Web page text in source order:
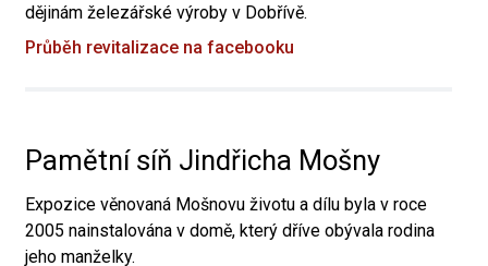
dějinám železářské výroby v Dobřívě.
Průběh revitalizace na facebooku
Pamětní síň Jindřicha Mošny
Expozice věnovaná Mošnovu životu a dílu byla v roce
2005 nainstalována v domě, který dříve obývala rodina
jeho manželky.